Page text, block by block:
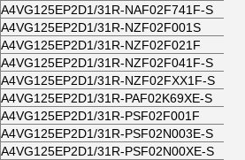
A4VG125EP2D1/31R-NAF02F741F-S
A4VG125EP2D1/31R-NZF02F001S
A4VG125EP2D1/31R-NZF02F021F
A4VG125EP2D1/31R-NZF02F041F-S
A4VG125EP2D1/31R-NZF02FXX1F-S
A4VG125EP2D1/31R-PAF02K69XE-S
A4VG125EP2D1/31R-PSF02F001F
A4VG125EP2D1/31R-PSF02N003E-S
A4VG125EP2D1/31R-PSF02N00XE-S